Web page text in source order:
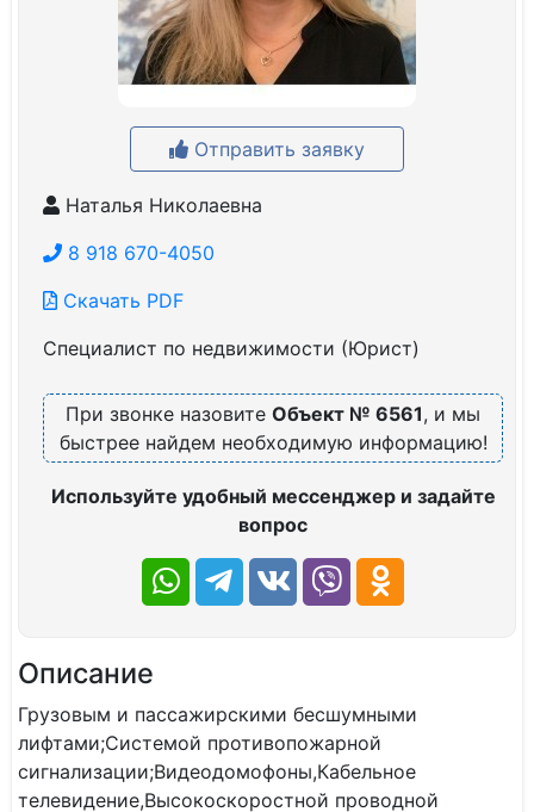
Отправить заявку
Наталья Николаевна
8 918 670-4050
Скачать PDF
Специалист по недвижимости (Юрист)
При звонке назовите Объект № 6561, и мы
быстрее найдем необходимую информацию!
Используйте удобный мессенджер и задайте
вопрос
Описание
Грузовым и пассажирскими бесшумными
лифтами;Системой противопожарной
сигнализации;Видеодомофоны,Кабельное
телевидение,Высокоскоростной проводной